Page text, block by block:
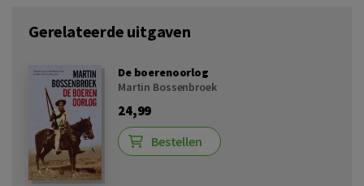
Gerelateerde uitgaven
De boerenoorlog
Martin Bossenbroek
24,99
Bestellen